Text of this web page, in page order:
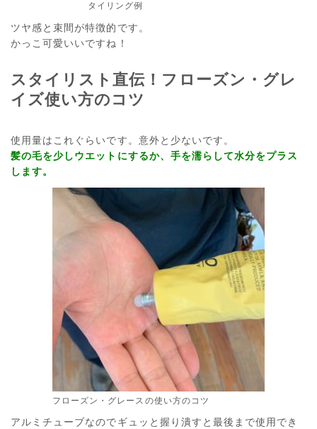
タイリング例
ツヤ感と束間が特徴的です。
かっこ可愛いいですね！
スタイリスト直伝！フローズン・グレ
イズ使い方のコツ
使用量はこれぐらいです。意外と少ないです。
髪の毛を少しウエットにするか、手を濡らして水分をプラス
します。
フローズン・グレースの使い方のコツ
アルミチューブなのでギュッと握り潰すと最後まで使用でき